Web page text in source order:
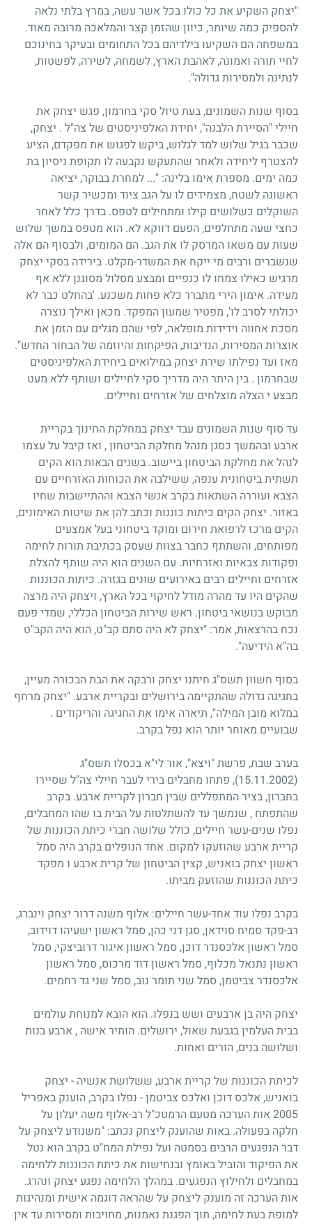
"יצחק השקיע את כל כולו בכל אשר עשה, במרץ בלתי נלאה
להספיק כמה שיותר, כיוון שהזמן קצר והמלאכה מרובה מאוד.
במשפחה הם השקיעו בילדיהם בכל התחומים ובעיקר בחינוכם
לחיי תורה ואמונה, לאהבת הארץ, לשמחה, לשירה, לפשטות,
לנתינה ולמסירות גדולה".
בסוף שנות השמונים, בעת טיול סקי בחרמון, פגש יצחק את
חיילי "הסיירת הלבנה", יחידת האלפיניסטים של צה"ל . יצחק,
שכבר בגיל שלוש למד לגלוש, ביקש לפגוש את מפקדם, הציע
להצטרף ליחידה ולאחר שהתעקש נקבעה לו תקופת ניסיון בת
כמה ימים. מספרת אימו בלינה: "... למחרת בבוקר, יציאה
ראשונה לשטח, מצמידים לו על הגב ציוד ומכשיר קשר
השוקלים כשלושים קילו ומתחילים לטפס. בדרך כלל לאחר
כחצי שעה מתחלפים, הפעם דווקא לא. הוא מטפס במשך שלוש
שעות עם משאו המרסק לו את הגב. הם המומים, ולבסוף הם אלה
שנשברים ורבים מי ייקח את המשדר-מקלט. בירידה בסקי יצחק
מרגיש כאילו צמחו לו כנפיים ומבצע מסלול מסוגנן ללא אף
מעידה. אימון הירי מתברר כלא פחות משכנע. 'בהחלט כבר לא
יכולתי לסרב לו', מפטיר שמעון המפקד. מכאן ואילך נוצרה
מסכת אחווה וידידות מופלאה, לפי שהם מגלים עם הזמן את
אוצרות המסירות, הנדיבות, הפיקחות והיוזמה של הבחור החדש".
מאז ועד נפילתו שירת יצחק במילואים ביחידת האלפיניסטים
שבחרמון . בין היתר היה מדריך סקי לחיילים ושותף ללא מעט
מבצע י הצלה מוצלחים של אזרחים וחיילים.
עד סוף שנות השמונים עבד יצחק במחלקת החינוך בקריית
ארבע ובהמשך כסגן מנהל מחלקת הביטחון , ואז קיבל על עצמו
לנהל את מחלקת הביטחון ביישוב. בשנים הבאות הוא הקים
תשתית ביטחונית ענפה, ששילבה את הכוחות האזרחיים עם
הצבא ועוררה השתאות בקרב אנשי הצבא וההתיישבות שחיו
באזור. יצחק הקים כיתות כוננות וכתב להן את שיטות האימונים,
הקים מרכז לרפואת חירום ומוקד ביטחוני בעל אמצעים
מפותחים, והשתתף כחבר בצוות שעסק בכתיבת תורות לחימה
ופקודות צבאיות ואזרחיות. עם השנים הוא היה שותף להצלת
אזרחים וחיילים רבים באירועים שונים בגזרה. כיתות הכוננות
שהקים היו עד מהרה מודל לחיקוי בכל הארץ, ויצחק היה מרצה
מבוקש בנושאי ביטחון. ראש שירות הביטחון הכללי, שמדי פעם
נכח בהרצאות, אמר: "יצחק לא היה סתם קב"ט, הוא היה הקב"ט
בה"א הידיעה".
בסוף חשוון תשס"ג חיתנו יצחק ורבקה את הבת הבכורה מעיין,
בחגיגה גדולה שהתקיימה בירושלים ובקריית ארבע. "יצחק מרחף
במלוא מובן המילה", תיארה אימו את החגיגה והריקודים .
שבועיים מאוחר יותר הוא נפל בקרב.
בערב שבת, פרשת "ויצא", אור לי"א בכסלו תשס"ג
(15.11.2002)
, פתחו מחבלים בירי לעבר חיילי צה"ל שסיירו
בחברון, בציר המתפללים שבין חברון לקריית ארבע. בקרב
שהתפתח , שנמשך עד להשתלטות על הבית בו שהו המחבלים,
נפלו שנים-עשר חיילים, כולל שלושה חברי כיתת הכוננות של
קריית ארבע שהוזעקו למקום. אחד הנופלים בקרב היה סמל
ראשון יצחק בואניש, קצין הביטחון של קרית ארבע ו מפקד
כיתת הכוננות שהוזעק מביתו.
בקרב נפלו עוד אחד-עשר חיילים: אלוף משנה דרור יצחק וינברג,
רב-פקד סמיח סוידאן, סגן דני כהן, סמל ראשון ישעיהו דוידוב,
סמל ראשון אלכסנדר דוכן, סמל ראשון איגור דרוביצקי, סמל
ראשון נתנאל מכלוף, סמל ראשון דוד מרכוס, סמל ראשון
אלכסנדר צביטמן, סמל שני תומר נוב, סמל שני גד רחמים.
יצחק היה בן ארבעים ושש בנפלו. הוא הובא למנוחת עולמים
בבית העלמין בגבעת שאול, ירושלים. הותיר אישה , ארבע בנות
ושלושה בנים, הורים ואחות.
לכיתת הכוננות של קריית ארבע, ששלושת אנשיה - יצחק
בואניש, אלכס דוכן ואלכס צביטמן - נפלו בקרב, הוענק באפריל
2005 אות הערכה מטעם הרמטכ"ל רב-אלוף משה יעלון על
חלקה בפעולה. באות שהוענק ליצחק נכתב: "משנודע ליצחק על
דבר הנפגעים הרבים בסמטה ועל נפילת המח"ט בקרב הוא נטל
את הפיקוד והוביל באומץ ובנחישות את כיתת הכוננות ללחימה
במחבלים ולחילוץ הנפגעים. במהלך הלחימה נפגע יצחק ונהרג.
אות הערכה זה מוענק ליצחק על שהראה דוגמה אישית ומנהיגות
למופת בעת לחימה, תוך הפגנת נאמנות, מחויבות ומסירות עד אין